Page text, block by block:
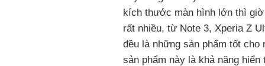
kích thước màn hình lớn thì
rất nhiều, từ Note 3, Xperia Z
đều là những sản phẩm tốt
sản phẩm này là khả năng